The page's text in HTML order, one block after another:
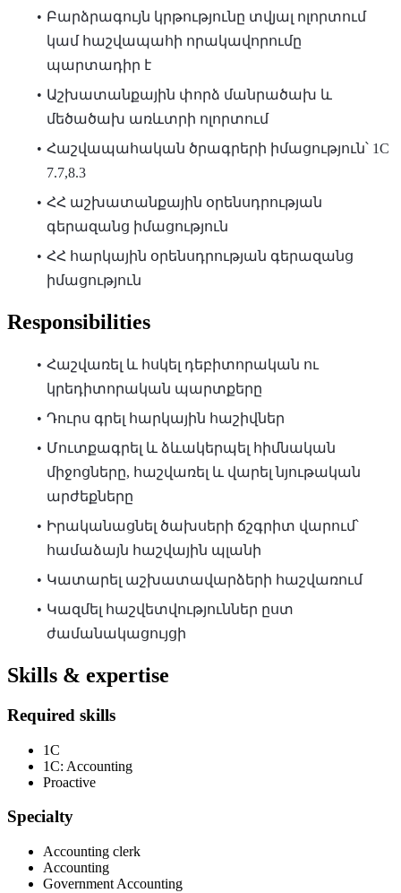
Բարձրագույն կրթությունը տվյալ ոլորտում
կամ հաշվապահի որակավորումը
պարտադիր է
Աշխատանքային փորձ մանրածախ և
մեծածախ առևտրի ոլորտում
Հաշվապահական ծրագրերի իմացություն՝ 1C
7.7,8.3
ՀՀ աշխատանքային օրենսդրության
գերազանց իմացություն
ՀՀ հարկային օրենսդրության գերազանց
իմացություն
Responsibilities
Հաշվառել և հսկել դեբիտորական ու
կրեդիտորական պարտքերը
Դուրս գրել հարկային հաշիվներ
Մուտքագրել և ձևակերպել հիմնական
միջոցները, հաշվառել և վարել նյութական
արժեքները
Իրականացնել ծախսերի ճշգրիտ վարում՝
համաձայն հաշվային պլանի
Կատարել աշխատավարձերի հաշվառում
Կազմել հաշվետվություններ ըստ
ժամանակացույցի
Skills & expertise
Required skills
1C
1C: Accounting
Proactive
Specialty
Accounting clerk
Accounting
Government Accounting